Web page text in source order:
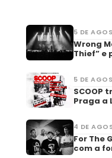
5 DE
Wrong
Thief” e
5 DE
SCOOP
Praga a
4 DE
For The
com a